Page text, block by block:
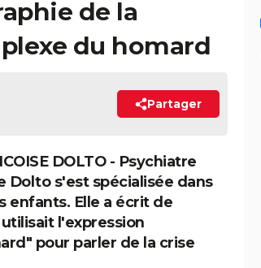
de la
du homard
Partager
DOLTO - Psychiatre
Dolto s'est spécialisée dans
enfants. Elle a écrit de
l'expression
pour parler de la crise